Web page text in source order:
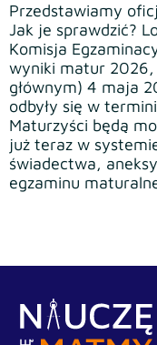
Przedstawiamy
Jak je sprawdzić?
Komisja
wyniki matur 2026,
głównym) 4 maja
odbyły się w
Maturzyści będą
już teraz w
świadectwa,
egzaminu